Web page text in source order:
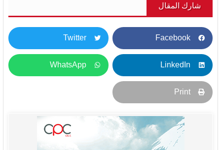
شارك المقال
Facebook
Twitter
LinkedIn
WhatsApp
Print